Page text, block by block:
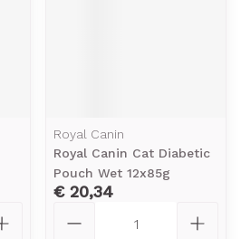
Royal Canin
Royal Canin Cat Diabetic
Pouch Wet 12x85g
€ 20,34